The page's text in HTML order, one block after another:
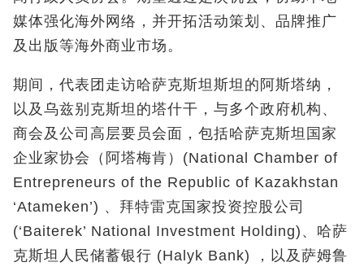
媒体强化海外网络，并开拓活动策划、品牌推广
及出版等海外商业市场。
期间，代表团走访哈萨克斯坦斯坦的阿斯塔纳，
以及乌兹别克斯坦的塔什干，与多个政府机构、
商会及公司高层要员会面，包括哈萨克斯坦国家
企业家协会（阿塔梅肯）(National Chamber of
Entrepreneurs of the Republic of Kazakhstan
‘Atameken’) 、拜特雷克国家投资控股公司
(‘Baiterek’ National Investment Holding)、哈萨
克斯坦人民储蓄银行 (Halyk Bank) ，以及萨姆鲁